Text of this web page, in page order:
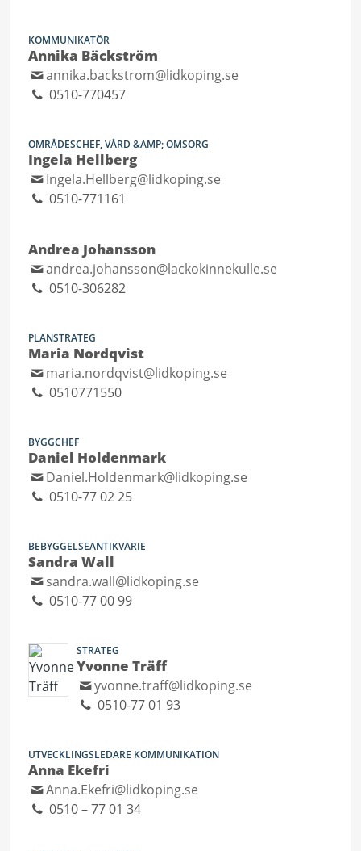
KOMMUNIKATÖR
Annika Bäckström
annika.backstrom@lidkoping.se
0510-770457
OMRÅDESCHEF, VÅRD &AMP; OMSORG
Ingela Hellberg
Ingela.Hellberg@lidkoping.se
0510-771161
Andrea Johansson
andrea.johansson@lackokinnekulle.se
0510-306282
PLANSTRATEG
Maria Nordqvist
maria.nordqvist@lidkoping.se
0510771550
BYGGCHEF
Daniel Holdenmark
Daniel.Holdenmark@lidkoping.se
0510-77 02 25
BEBYGGELSEANTIKVARIE
Sandra Wall
sandra.wall@lidkoping.se
0510-77 00 99
STRATEG
Yvonne Träff
yvonne.traff@lidkoping.se
0510-77 01 93
UTVECKLINGSLEDARE KOMMUNIKATION
Anna Ekefri
Anna.Ekefri@lidkoping.se
0510 – 77 01 34